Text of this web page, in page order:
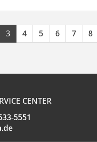
3 4 5 6 7 8
CENTER
5551
.de